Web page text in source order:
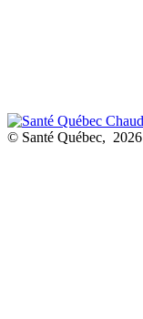
© Santé Québec, 2026